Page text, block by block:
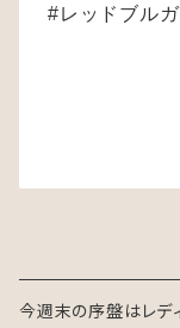
#レッドブル
今週末の序盤はレデ